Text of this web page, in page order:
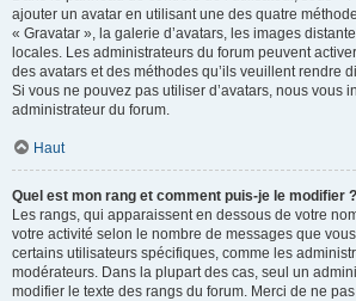
ajouter un avatar en utilisant une des quatre
« Gravatar », la galerie d’avatars, les images
locales. Les administrateurs du forum peuvent
des avatars et des méthodes qu’ils veuillent rendre
Si vous ne pouvez pas utiliser d’avatars, nous vous
administrateur du forum.
Haut
Quel est mon rang et comment puis-je le modifier ?
Les rangs, qui apparaissent en dessous de votre
votre activité selon le nombre de messages que
certains utilisateurs spécifiques, comme les
modérateurs. Dans la plupart des cas, seul un
modifier le texte des rangs du forum. Merci de ne